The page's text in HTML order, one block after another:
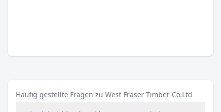
Häufig gestellte Fragen zu West Fraser Timber Co.Ltd